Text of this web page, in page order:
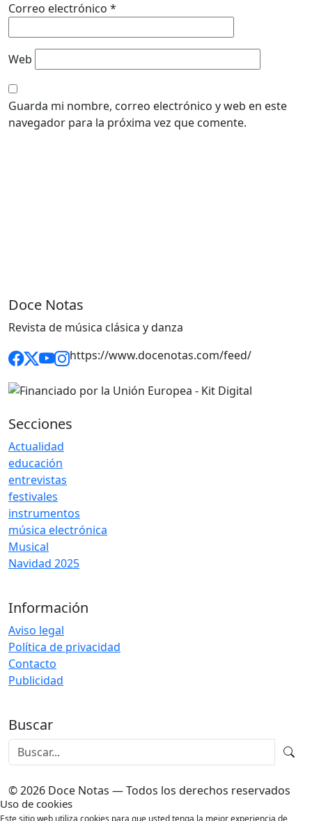
Correo electrónico *
Web
Guarda mi nombre, correo electrónico y web en este
navegador para la próxima vez que comente.
Doce Notas
Revista de música clásica y danza
https://www.docenotas.com/feed/
Secciones
Actualidad
educación
entrevistas
festivales
instrumentos
música electrónica
Musical
Navidad 2025
Información
Aviso legal
Política de privacidad
Contacto
Publicidad
Buscar
© 2026 Doce Notas — Todos los derechos reservados
Uso de cookies
Este sitio web utiliza cookies para que usted tenga la mejor experiencia de